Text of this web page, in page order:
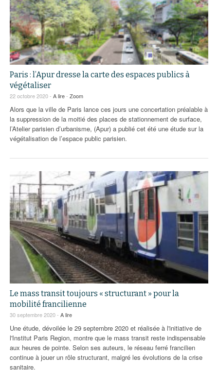
Paris : l’Apur dresse la carte des espaces publics à
végétaliser
22 octobre 2020 - A lire- Zoom
Alors que la ville de Paris lance ces jours une concertation préalable à
la suppression de la moitié des places de stationnement de surface,
l’Atelier parisien d’urbanisme, (Apur) a publié cet été une étude sur la
végétalisation de l’espace public parisien.
Le mass transit toujours « structurant » pour la
mobilité francilienne
30 septembre 2020 - A lire
Une étude, dévoilée le 29 septembre 2020 et réalisée à l'initiative de
l'Institut Paris Region, montre que le mass transit reste indispensable
aux heures de pointe. Selon ses auteurs, le réseau ferré francilien
continue à jouer un rôle structurant, malgré les évolutions de la crise
sanitaire.